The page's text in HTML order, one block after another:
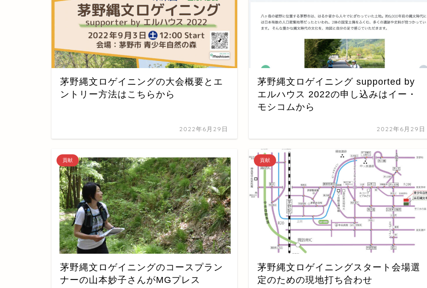
茅野縄文ロゲイニングの大会概要とエ
ントリー方法はこちらから
2022年6月29日
茅野縄文ロゲイニング supported by
エルハウス 2022の申し込みはイー・
モシコムから
2022年6月29日
貢献
茅野縄文ロゲイニングのコースプラン
ナーの山本妙子さんがMGプレス
貢献
茅野縄文ロゲイニングスタート会場選
定のための現地打ち合わせ